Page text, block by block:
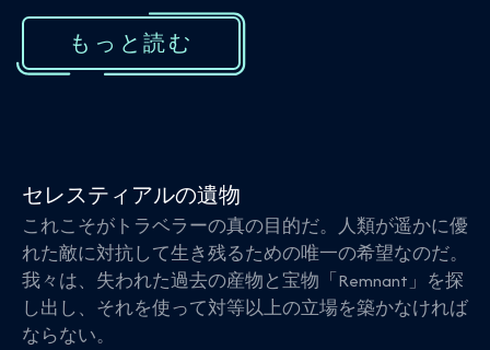
もっと読む
セレスティアルの遺物
これこそがトラベラーの真の目的だ。人類が遥かに優
れた敵に対抗して生き残るための唯一の希望なのだ。
我々は、失われた過去の産物と宝物「Remnant」を探
し出し、それを使って対等以上の立場を築かなければ
ならない。